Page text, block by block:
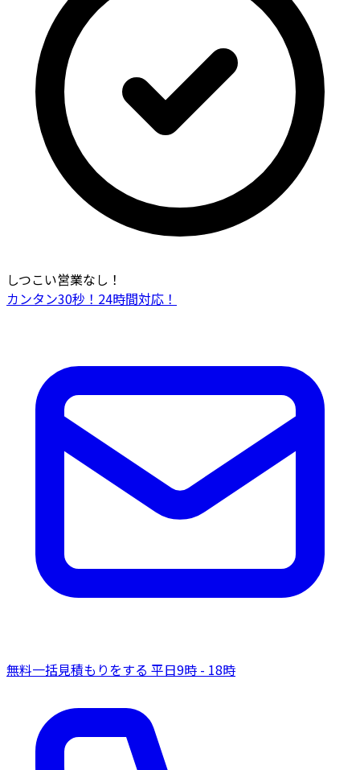
しつこい営業なし！
カンタン30秒！24時間対応！
無料一括見積もりをする 平日9時 - 18時